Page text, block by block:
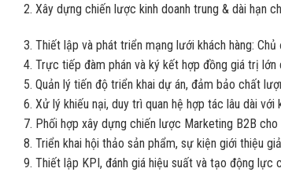
2. Xây dựng chiến lược kinh doanh trung & dài hạn
3. Thiết lập và phát triển mạng lưới khách hàng:
4. Trực tiếp đàm phán và ký kết hợp đồng giá trị lớn
5. Quản lý tiến độ triển khai dự án, đảm bảo chất
6. Xử lý khiếu nại, duy trì quan hệ hợp tác lâu dài với
7. Phối hợp xây dựng chiến lược Marketing B2B cho
8. Triển khai hội thảo sản phẩm, sự kiện giới thiệu
9. Thiết lập KPI, đánh giá hiệu suất và tạo động lực